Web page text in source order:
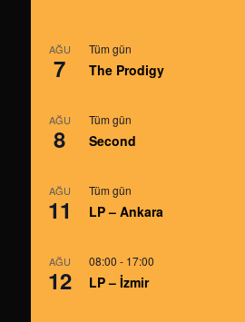
AĞU
7
Tüm gün
The Prodigy
AĞU
8
Tüm gün
Second
AĞU
11
Tüm gün
LP – Ankara
AĞU
12
08:00 - 17:00
LP – İzmir